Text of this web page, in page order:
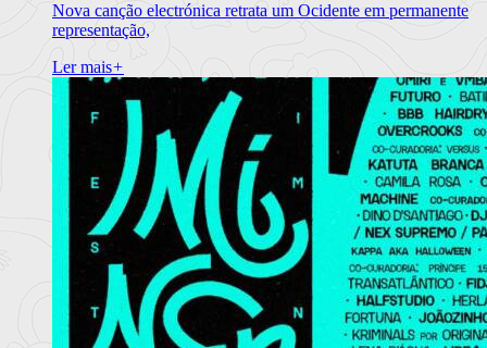
Nova canção electrónica retrata um Ocidente em permanente
representação,
Ler mais+